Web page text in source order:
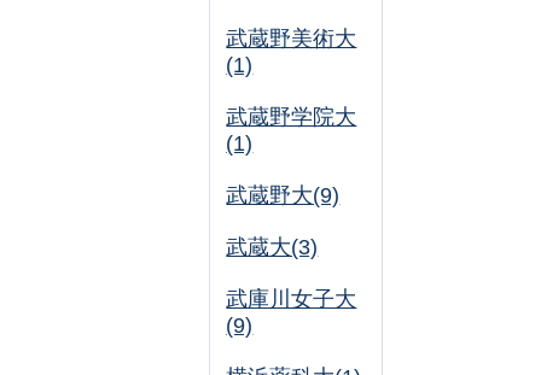
武蔵野美術大
(1)
武蔵野学院大
(1)
武蔵野大(9)
武蔵大(3)
武庫川女子大
(9)